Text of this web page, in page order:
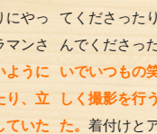
てくださったり落ち葉
んでくださったり、 優
いでいつもの笑顔が出
しく撮影を行うことが
た。着付けとアテンド